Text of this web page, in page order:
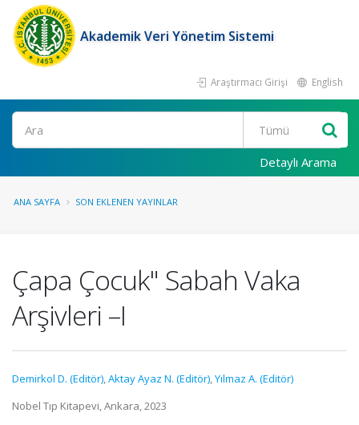
Akademik Veri Yönetim Sistemi
Araştırmacı Girişi English
Ara
Detaylı Arama
ANA SAYFA SON EKLENEN YAYINLAR
Çapa Çocuk" Sabah Vaka
Arşivleri –I
Demirkol D. (Editör),Aktay Ayaz N. (Editör),Yılmaz A. (Editör)
Nobel Tıp Kitapevi, Ankara, 2023